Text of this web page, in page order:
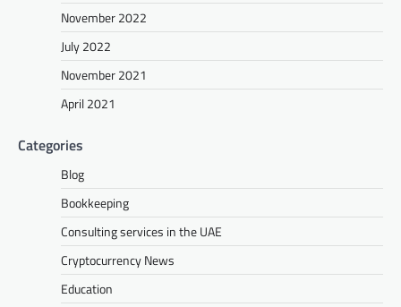
November 2022
July 2022
November 2021
April 2021
Categories
Blog
Bookkeeping
Consulting services in the UAE
Cryptocurrency News
Education